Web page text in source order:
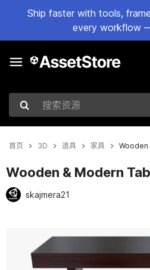
Ship faster with tools,
every workflow
搜索资源
首页 3D 道具 家具 Wooden
Wooden & Modern
skajmera21
当前幻灯片：1 / 10